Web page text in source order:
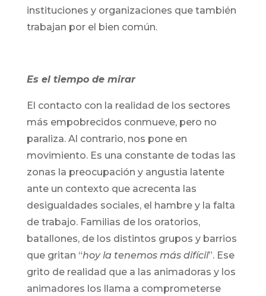
instituciones y organizaciones que también
trabajan por el bien común.
Es el tiempo de mirar
El contacto con la realidad de los sectores
más empobrecidos conmueve, pero no
paraliza. Al contrario, nos pone en
movimiento. Es una constante de todas las
zonas la preocupación y angustia latente
ante un contexto que acrecenta las
desigualdades sociales, el hambre y la falta
de trabajo. Familias de los oratorios,
batallones, de los distintos grupos y barrios
que gritan “hoy la tenemos más difícil”. Ese
grito de realidad que a las animadoras y los
animadores los llama a comprometerse